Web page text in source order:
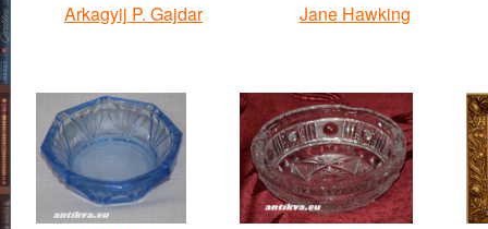
Arkagyij P. Gajdar
Jane Hawking